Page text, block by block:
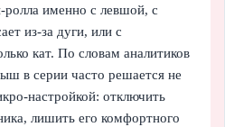
именно с левшой, с
из-за дуги, или с
кат. По словам аналитиков
в серии часто решается не
настройкой: отключить
лишить его комфортного